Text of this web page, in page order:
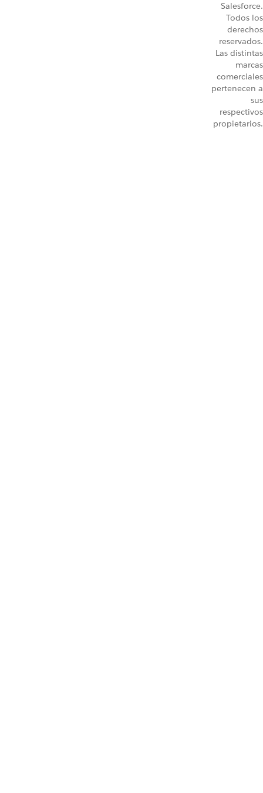
Salesforce.
Todos los
derechos
reservados.
Las distintas
marcas
comerciales
pertenecen a
sus
respectivos
propietarios.